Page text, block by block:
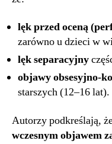
lęk przed oceną
zarówno u dzieci w
lęk separacyjny
objawy obsesyjno-
starszych (12–16 lat).
Autorzy podkreślają,
wczesnym objawem